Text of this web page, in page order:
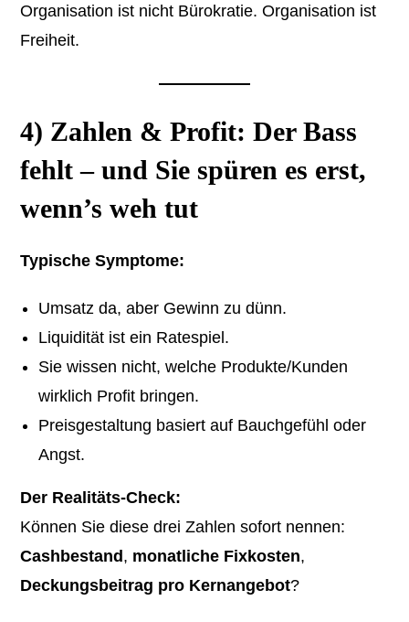
Organisation ist nicht Bürokratie. Organisation ist
Freiheit.
4) Zahlen & Profit: Der Bass
fehlt – und Sie spüren es erst,
wenn’s weh tut
Typische Symptome:
Umsatz da, aber Gewinn zu dünn.
Liquidität ist ein Ratespiel.
Sie wissen nicht, welche Produkte/Kunden
wirklich Profit bringen.
Preisgestaltung basiert auf Bauchgefühl oder
Angst.
Der Realitäts-Check:
Können Sie diese drei Zahlen sofort nennen:
Cashbestand, monatliche Fixkosten,
Deckungsbeitrag pro Kernangebot?